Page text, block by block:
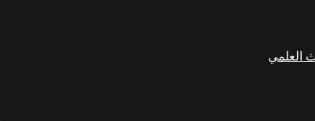
العلمي